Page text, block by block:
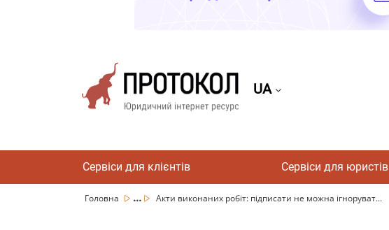
UA
Сервіси для клієнтів Сервіси для юристів
Головна ... Акти виконаних робіт: підписати не можна ігноруват...